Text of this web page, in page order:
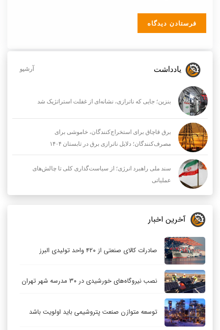
یادداشت آرشیو
بنزین؛ جایی که ناترازی، نشانه‌ای از غفلت استراتژیک شد
برق قاچاق برای استخراج‌کنندگان، خاموشی برای
مصرف‌کنندگان؛ دلایل ناترازی برق در تابستان ۱۴۰۴
سند ملی راهبرد انرژی؛ از سیاست‌گذاری کلی تا چالش‌های
عملیاتی
آخرین اخبار
صادرات کالای صنعتی از ۴۲۰ واحد تولیدی البرز
نصب نیروگاه‌های خورشیدی در ۳۰ مدرسه شهر تهران
توسعه متوازن صنعت پتروشیمی باید اولویت باشد